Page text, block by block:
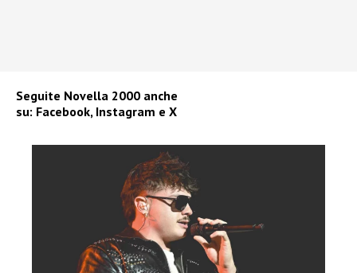
Seguite Novella 2000 anche
su: Facebook, Instagram e X